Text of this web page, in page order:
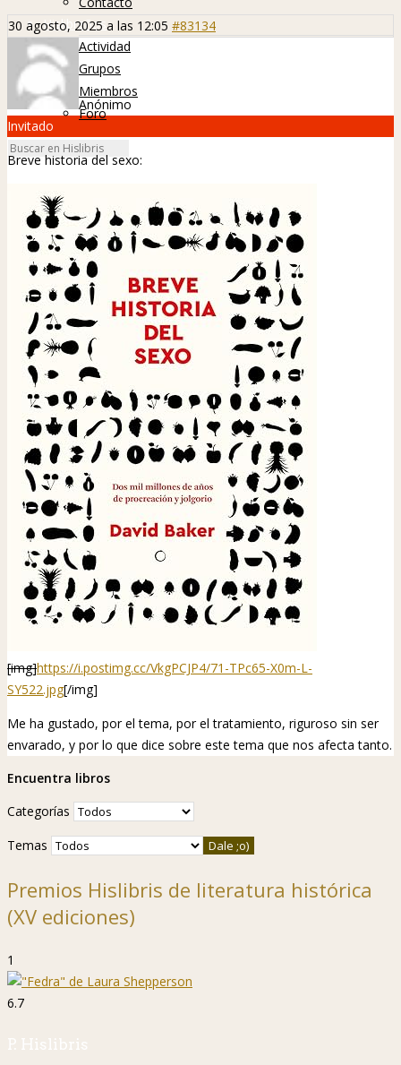
Hislibreños
Actividad
Grupos
Miembros
Foro
30 agosto, 2025 a las 12:05 #83134
Anónimo
Invitado
Breve historia del sexo:
[img]https://i.postimg.cc/VkgPCJP4/71-TPc65-X0m-L-
SY522.jpg[/img]
Me ha gustado, por el tema, por el tratamiento, riguroso sin ser
envarado, y por lo que dice sobre este tema que nos afecta tanto.
Encuentra libros
Categorías
Temas
Premios Hislibris de literatura histórica
(XV ediciones)
1
6.7
P. Hislibris